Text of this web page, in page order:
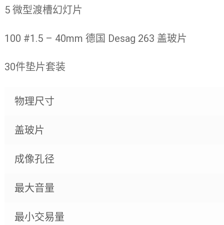
5 微型渡槽幻灯片
100 #1.5 – 40mm 德国 Desag 263 盖玻片
30件垫片套装
物理尺寸
盖玻片
成像孔径
最大音量
最小交易量